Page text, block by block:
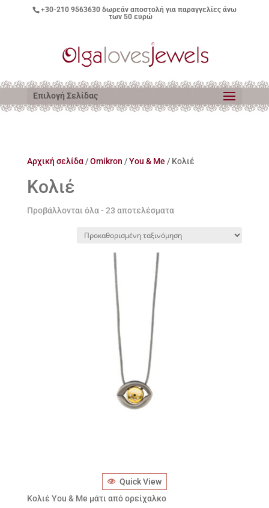
+30-210 9563630δωρεάν αποστολή για παραγγελίες άνω
των 50 ευρώ
Επιλογή Σελίδας
Αρχική σελίδα/Omikron /You & Me / Κολιέ
Κολιέ
Προβάλλονται όλα - 23 αποτελέσματα
Quick View
Κολιέ You & Me μάτι από ορείχαλκο